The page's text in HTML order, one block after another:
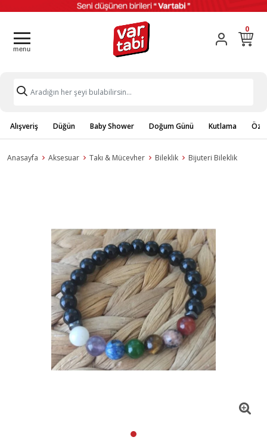
0
Alışveriş Düğün Baby Shower Doğum Günü Kutlama
Anasayfa Aksesuar Takı & Mücevher Bileklik Bijuteri Bileklik